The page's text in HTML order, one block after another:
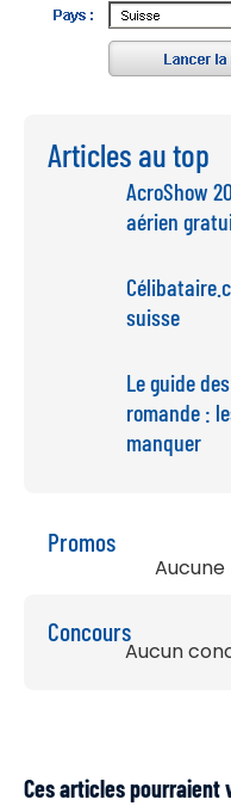
Articles au top
AcroShow
aérien
suisse
Le guide
romande :
manquer
Promos
Concours
Aucun
Ces articles pourraient